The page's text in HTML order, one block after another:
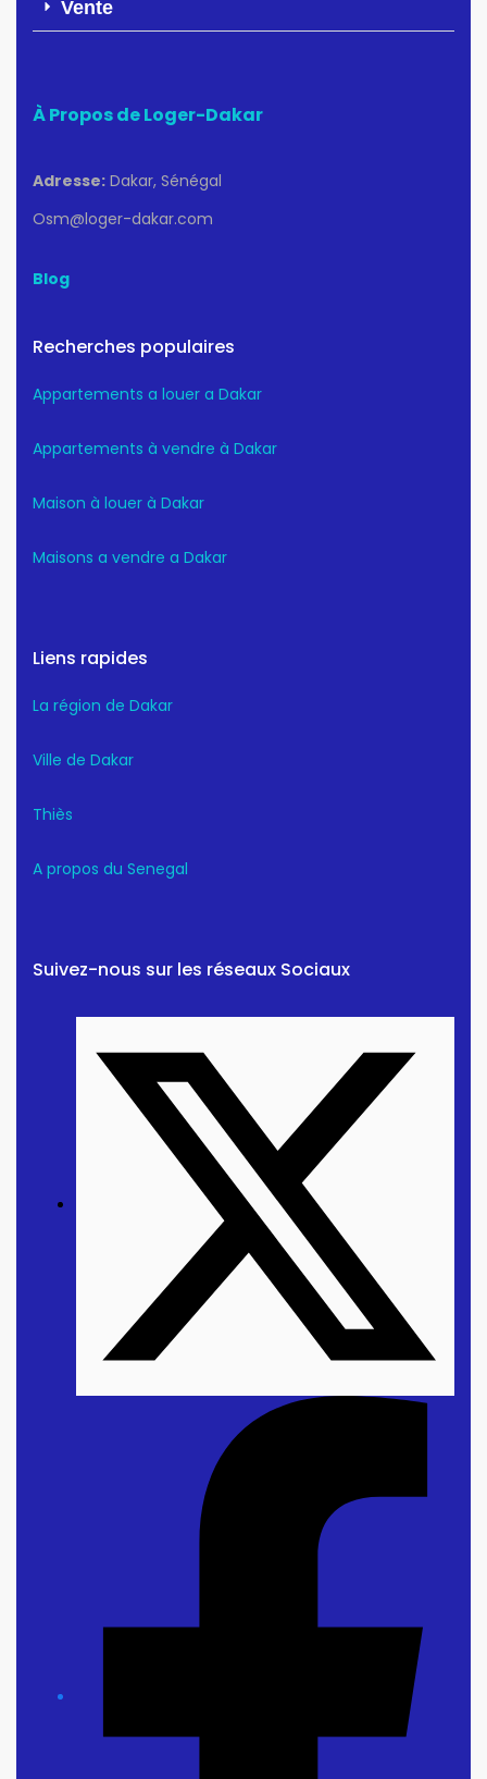
Vente
À Propos de Loger-Dakar
Adresse: Dakar, Sénégal
Osm@loger-dakar.com
Blog
Recherches populaires
Appartements a louer a Dakar
Appartements à vendre à Dakar
Maison à louer à Dakar
Maisons a vendre a Dakar
Liens rapides
La région de Dakar
Ville de Dakar
Thiès
A propos du Senegal
Suivez-nous sur les réseaux Sociaux